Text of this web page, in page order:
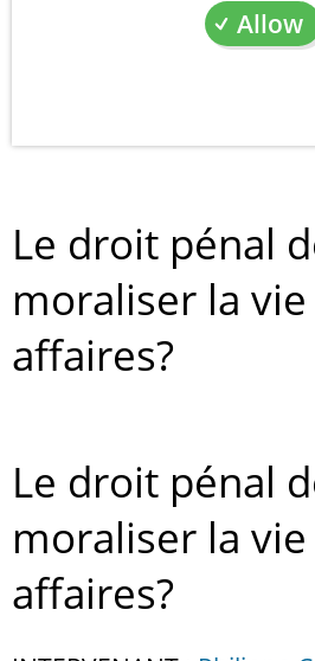
Allow
Le droit pénal
moraliser la vie
affaires?
Le droit pénal
moraliser la vie
affaires?